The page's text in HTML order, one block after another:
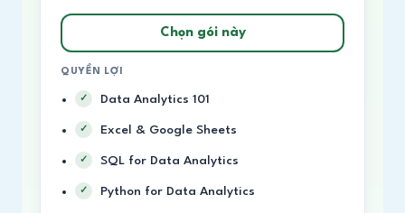
Chọn gói này
QUYỀN LỢI
Data Analytics 101
Excel & Google Sheets
SQL for Data Analytics
Python for Data Analytics